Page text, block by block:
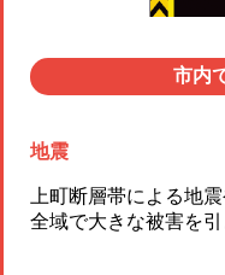
市内
地震
上町断層帯による地
全域で大きな被害を引